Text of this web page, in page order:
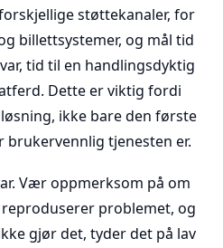
støttekanaler, for
billettsystemer, og mål tid
tid til en handlingsdyktig
Dette er viktig fordi
ikke bare den første
brukervennlig tjenesten er.
Vær oppmerksom på om
problemet, og
gjør det, tyder det på lav